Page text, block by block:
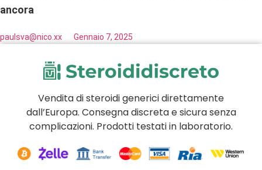
ancora
paulsva@nico.xx Gennaio 7, 2025
Vendita di steroidi generici direttamente
dall’Europa. Consegna discreta e sicura senza
complicazioni. Prodotti testati in laboratorio.